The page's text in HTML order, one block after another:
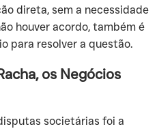
direta, sem a necessidade
houver acordo, também é
para resolver a questão.
os Negócios
societárias foi a